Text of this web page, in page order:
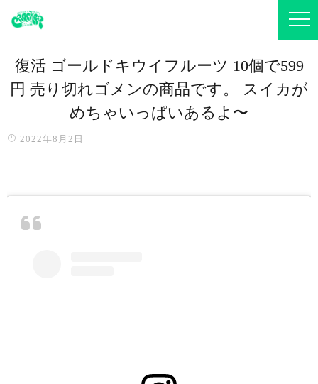
復活️ ゴールドキウイフルーツ 10個で599
円 売り切れゴメンの商品です。 スイカが
めちゃいっぱいあるよ〜
2022年8月2日